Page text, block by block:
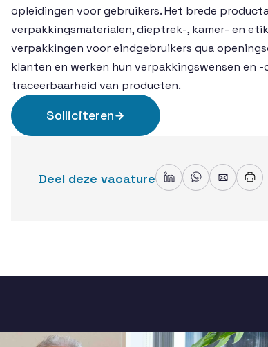
opleidingen voor gebruikers. Het brede
verpakkingsmaterialen, dieptrek-, kamer- en
verpakkingen voor eindgebruikers qua
klanten en werken hun verpakkingswensen
traceerbaarheid van producten.
Solliciteren
Deel deze vacature